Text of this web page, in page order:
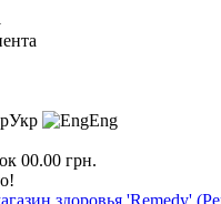
Укр
Eng
00.00 грн.